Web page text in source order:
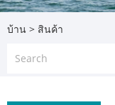
บ้าน > สินค้า